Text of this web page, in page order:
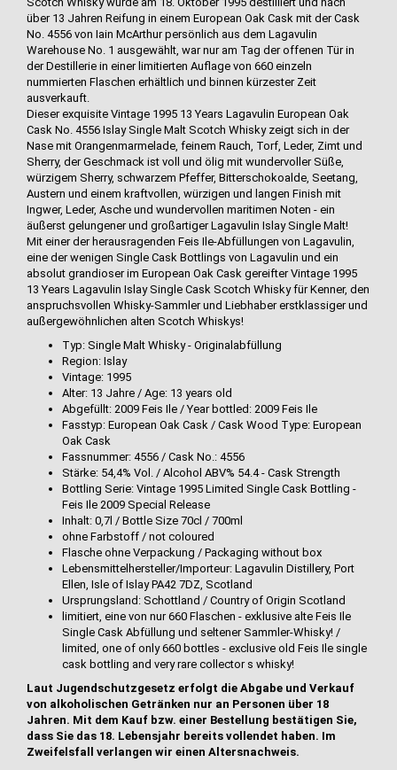
über 13 Jahren Reifung in einem European Oak Cask mit der Cask
No. 4556 von Iain McArthur persönlich aus dem Lagavulin
Warehouse No. 1 ausgewählt, war nur am Tag der offenen Tür in
der Destillerie in einer limitierten Auflage von 660 einzeln
nummierten Flaschen erhältlich und binnen kürzester Zeit
ausverkauft.
Dieser exquisite Vintage 1995 13 Years Lagavulin European Oak
Cask No. 4556 Islay Single Malt Scotch Whisky zeigt sich in der
Nase mit Orangenmarmelade, feinem Rauch, Torf, Leder, Zimt und
Sherry, der Geschmack ist voll und ölig mit wundervoller Süße,
würzigem Sherry, schwarzem Pfeffer, Bitterschokoalde, Seetang,
Austern und einem kraftvollen, würzigen und langen Finish mit
Ingwer, Leder, Asche und wundervollen maritimen Noten - ein
äußerst gelungener und großartiger Lagavulin Islay Single Malt!
Mit einer der herausragenden Feis Ile-Abfüllungen von Lagavulin,
eine der wenigen Single Cask Bottlings von Lagavulin und ein
absolut grandioser im European Oak Cask gereifter Vintage 1995
13 Years Lagavulin Islay Single Cask Scotch Whisky für Kenner, den
anspruchsvollen Whisky-Sammler und Liebhaber erstklassiger und
außergewöhnlichen alten Scotch Whiskys!
Typ: Single Malt Whisky - Originalabfüllung
Region: Islay
Vintage: 1995
Alter: 13 Jahre / Age: 13 years old
Abgefüllt: 2009 Feis Ile / Year bottled: 2009 Feis Ile
Fasstyp: European Oak Cask / Cask Wood Type: European
Oak Cask
Fassnummer: 4556 / Cask No.: 4556
Stärke: 54,4% Vol. / Alcohol ABV% 54.4 - Cask Strength
Bottling Serie: Vintage 1995 Limited Single Cask Bottling -
Feis Ile 2009 Special Release
Inhalt: 0,7l / Bottle Size 70cl / 700ml
ohne Farbstoff / not coloured
Flasche ohne Verpackung / Packaging without box
Lebensmittelhersteller/Importeur: Lagavulin Distillery, Port
Ellen, Isle of Islay PA42 7DZ, Scotland
Ursprungsland: Schottland / Country of Origin Scotland
limitiert, eine von nur 660 Flaschen - exklusive alte Feis Ile
Single Cask Abfüllung und seltener Sammler-Whisky! /
limited, one of only 660 bottles - exclusive old Feis Ile single
cask bottling and very rare collector s whisky!
Laut Jugendschutzgesetz erfolgt die Abgabe und Verkauf
von alkoholischen Getränken nur an Personen über 18
Jahren. Mit dem Kauf bzw. einer Bestellung bestätigen Sie,
dass Sie das 18. Lebensjahr bereits vollendet haben. Im
Zweifelsfall verlangen wir einen Altersnachweis.